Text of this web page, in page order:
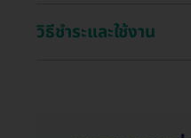
วิธีชำระและใช้งาน